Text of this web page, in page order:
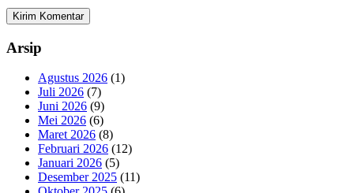
Arsip
Agustus 2026 (1)
Juli 2026 (7)
Juni 2026 (9)
Mei 2026 (6)
Maret 2026 (8)
Februari 2026 (12)
Januari 2026 (5)
Desember 2025 (11)